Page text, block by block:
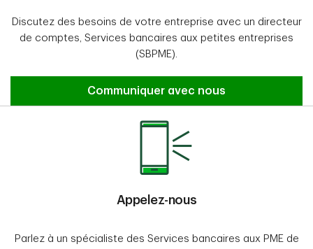
Discutez des besoins de votre entreprise avec un directeur
de comptes, Services bancaires aux petites entreprises
(SBPME).
Communiquez avec un directeur de
Communiquer avec nous
Appelez-nous
Parlez à un spécialiste des Services bancaires aux PME de